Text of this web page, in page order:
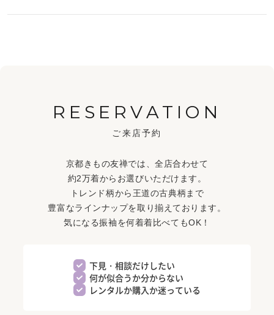
RESERVATION
ご来店予約
京都きもの友禅では、全店合わせて
約2万着からお選びいただけます。
トレンド柄から王道の古典柄まで
豊富なラインナップを取り揃えております。
気になる振袖を何着着比べてもOK！
下見・相談だけしたい
何が似合うか分からない
レンタルか購入か迷っている